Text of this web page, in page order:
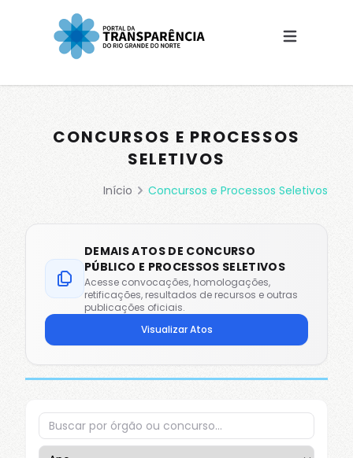
CONCURSOS E PROCESSOS
SELETIVOS
Início Concursos e Processos Seletivos
DEMAIS ATOS DE CONCURSO
PÚBLICO E PROCESSOS SELETIVOS
Acesse convocações, homologações,
retificações, resultados de recursos e outras
publicações oficiais.
Visualizar Atos